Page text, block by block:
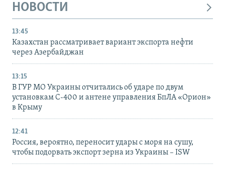
НОВОСТИ
13:45
Казахстан рассматривает вариант экспорта нефти
через Азербайджан
13:15
В ГУР МО Украины отчитались об ударе по двум
установкам С-400 и антене управления БпЛА «Орион»
в Крыму
12:41
Россия, вероятно, переносит удары с моря на сушу,
чтобы подорвать экспорт зерна из Украины – ISW